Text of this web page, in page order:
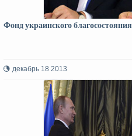
Фонд украинского благосостояния
декабрь 18 2013